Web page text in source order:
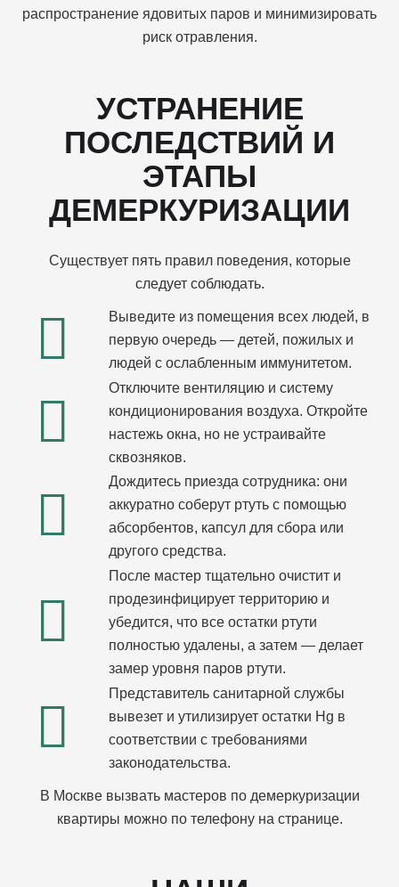
распространение ядовитых паров и минимизировать
риск отравления.
УСТРАНЕНИЕ
ПОСЛЕДСТВИЙ И
ЭТАПЫ
ДЕМЕРКУРИЗАЦИИ
Существует пять правил поведения, которые
следует соблюдать.
Выведите из помещения всех людей, в
первую очередь — детей, пожилых и
людей с ослабленным иммунитетом.
Отключите вентиляцию и систему
кондиционирования воздуха. Откройте
настежь окна, но не устраивайте
сквозняков.
Дождитесь приезда сотрудника: они
аккуратно соберут ртуть с помощью
абсорбентов, капсул для сбора или
другого средства.
После мастер тщательно очистит и
продезинфицирует территорию и
убедится, что все остатки ртути
полностью удалены, а затем — делает
замер уровня паров ртути.
Представитель санитарной службы
вывезет и утилизирует остатки Hg в
соответствии с требованиями
законодательства.
В Москве вызвать мастеров по демеркуризации
квартиры можно по телефону на странице.